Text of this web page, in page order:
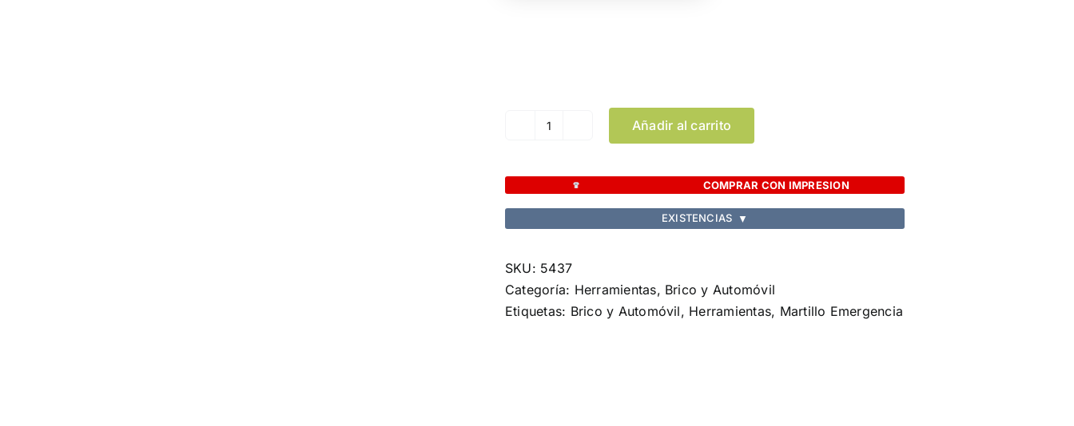
Martillo
Seleter
cantidad
Añadir al carrito
COMPRAR CON IMPRESION
EXISTENCIAS ▼
SKU: 5437
Categoría: Herramientas, Brico y Automóvil
Etiquetas: Brico y Automóvil, Herramientas, Martillo Emergencia